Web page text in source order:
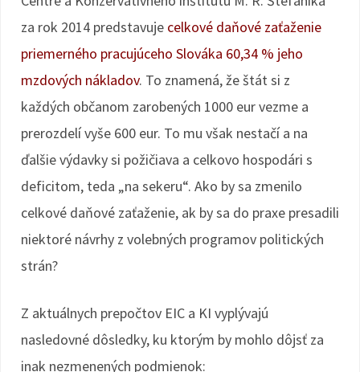
za rok 2014 predstavuje celkové daňové zaťaženie
priemerného pracujúceho Slováka 60,34 % jeho
mzdových nákladov. To znamená, že štát si z
každých občanom zarobených 1000 eur vezme a
prerozdelí vyše 600 eur. To mu však nestačí a na
ďalšie výdavky si požičiava a celkovo hospodári s
deficitom, teda „na sekeru“. Ako by sa zmenilo
celkové daňové zaťaženie, ak by sa do praxe presadili
niektoré návrhy z volebných programov politických
strán?
Z aktuálnych prepočtov EIC a KI vyplývajú
nasledovné dôsledky, ku ktorým by mohlo dôjsť za
inak nezmenených podmienok: